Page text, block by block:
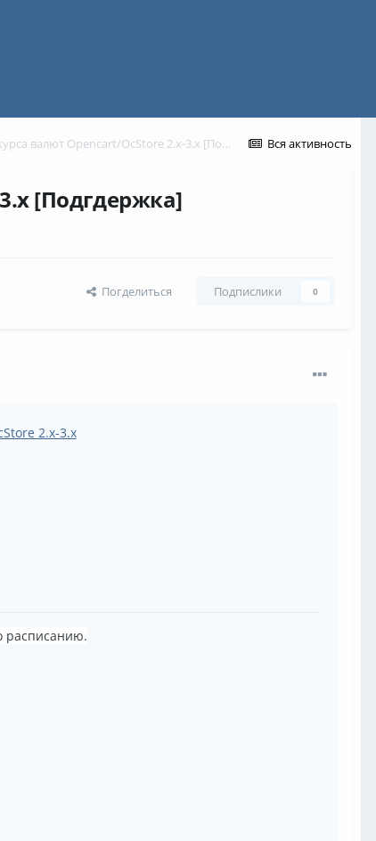
Вся активность
Модуль Автоматическое обновление курса валют Opencart/OcStore 2.x-3.х [Подгдержка]
[Подгдержка]
Погделиться Подпислики 0
расписанию.